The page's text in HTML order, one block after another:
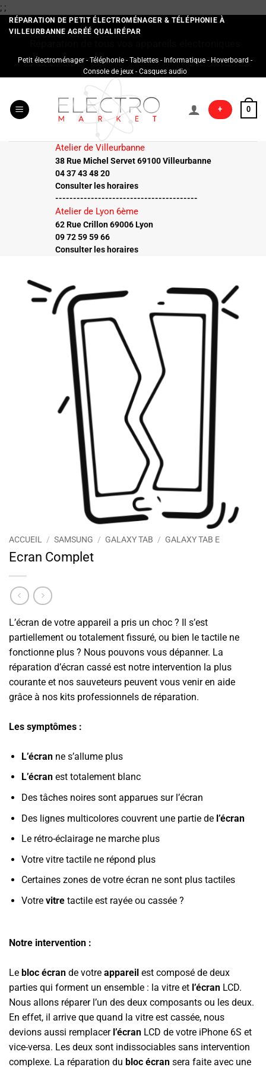
; ;Passer
au
contenu
RÉPARATION DE PETIT ÉLECTROMÉNAGER & TÉLÉPHONIE À
VILLEURBANNE AGRÉÉ QUALIRÉPAR
Petit électroménager - Téléphonie - Tablettes - Informatique - Hoverboard -
Console de jeux - Casques audio
+ 0
Atelier de Villeurbanne
38 Rue Michel Servet 69100 Villeurbanne
04 37 43 48 20
Consulter les horaires
----------------------------------------
Atelier de Lyon 6ème
62 Rue Crillon 69006 Lyon
09 72 59 59 66
Consulter les horaires
ACCUEIL / SAMSUNG / GALAXY TAB / GALAXY TAB E
Ecran Complet
L’écran de votre appareil a pris un choc ? Il s’est
partiellement ou totalement fissuré, ou bien le tactile ne
fonctionne plus ? Nous pouvons vous dépanner. La
réparation d’écran cassé est notre intervention la plus
courante et nos sauveteurs peuvent vous venir en aide
grâce à nos kits professionnels de réparation.
Les symptômes :
L’écranne s’allume plus
L’écranest totalement blanc
Des tâches noires sont apparues sur l’écran
Des lignes multicolores couvrent une partie de l’écran
Le rétro-éclairage ne marche plus
Votre vitre tactile ne répond plus
Certaines zones de votre écran ne sont plus tactiles
Votre vitretactile est rayée ou cassée ?
Notre intervention :
Le bloc écran de votre appareil est composé de deux
parties qui forment un ensemble : la vitre et l’écran LCD.
Nous allons réparer l’un des deux composants ou les deux.
En effet, il arrive que quand la vitre est cassée, nous
devions aussi remplacer l’écran LCD de votre iPhone 6S et
vice-versa. Les deux sont indissociables sans intervention
complexe. La réparation du bloc écran sera faite avec une